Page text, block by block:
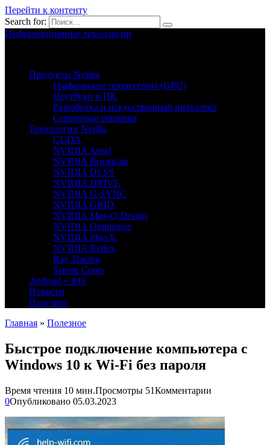
Перейти к контенту
Search for:
Информационные технологии
Продукты Nvidia
Графические процессоры (GPU)
Ноутбуки и ПК
Разработка и искусственный интеллект
Серверные решения
Технологии Nvidia
CUDA
NVIDIA Ansel
NVIDIA Broadcast
NVIDIA DLSS
NVIDIA DRIVE
NVIDIA G-SYNC
NVIDIA GRID
NVIDIA Max-Q Design
NVIDIA Omniverse
NVIDIA PhysX.
NVIDIA Reflex
Ray Tracing
Tensor Cores
Android + iOS
Новости
Полезное
Главная » Полезное
Быстрое подключение компьютера с
Windows 10 к Wi-Fi без пароля
Время чтения 10 мин.Просмотры 51Комментарии
0Опубликовано 05.03.2023